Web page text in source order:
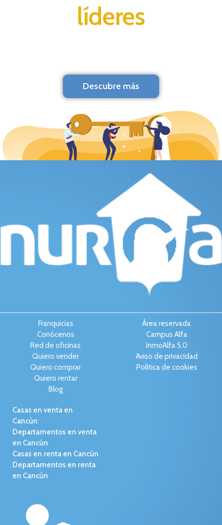
líderes
Descubre más
Franquicias
Conócenos
Red de oficinas
Quiero vender
Quiero comprar
Quiero rentar
Blog
Área reservada
Campus Alfa
InmoAlfa 5.0
Aviso de privacidad
Política de cookies
Casas en venta en
Cancún
Departamentos en venta
en Cancún
Casas en renta en Cancún
Departamentos en renta
en Cancún